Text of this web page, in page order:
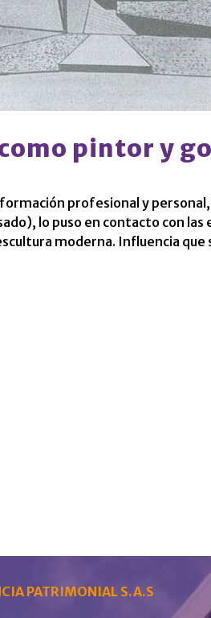
pintor y
profesional y
lo puso en contacto con
moderna. Influencia que
PATRIMONIAL S.A.S